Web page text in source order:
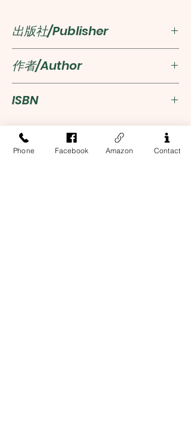
出版社/Publisher
人民郵電出版社
作者/Author
德克．蘇特羅[美]
譯者
陳霞,程雪
ISBN
9787115330611
Phone Facebook Amazon Contact